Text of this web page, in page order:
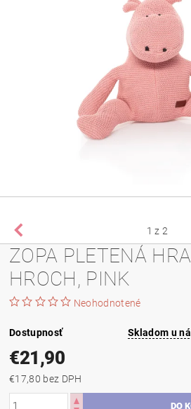
1 z 2
ZOPA PLETENÁ
HROCH, PINK
Neohodnotené
Dostupnosť Skladom u
€21,90
€17,80 bez DPH